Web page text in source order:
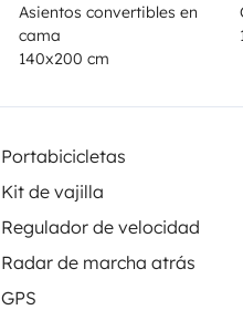
Asientos convertibles en
cama
140x200 cm
Portabicicletas
Kit de vajilla
Regulador de velocidad
Radar de marcha atrás
GPS